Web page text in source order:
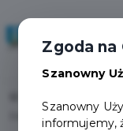
Dzień Wszystkich
Zgoda na
Szanowny
Szanowny
informujemy,